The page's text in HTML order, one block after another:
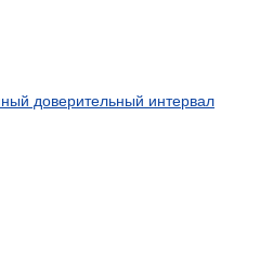
доверительный интервал